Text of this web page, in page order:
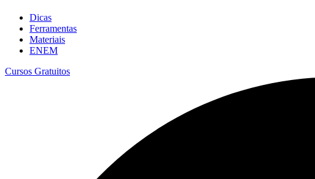
Dicas
Ferramentas
Materiais
ENEM
Cursos Gratuitos